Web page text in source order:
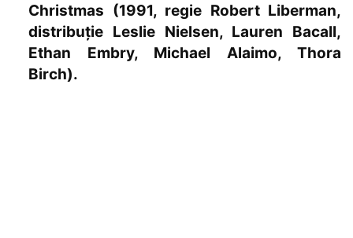
Christmas (1991, regie Robert Liberman,
distribuție Leslie Nielsen, Lauren Bacall,
Ethan Embry, Michael Alaimo, Thora
Birch).